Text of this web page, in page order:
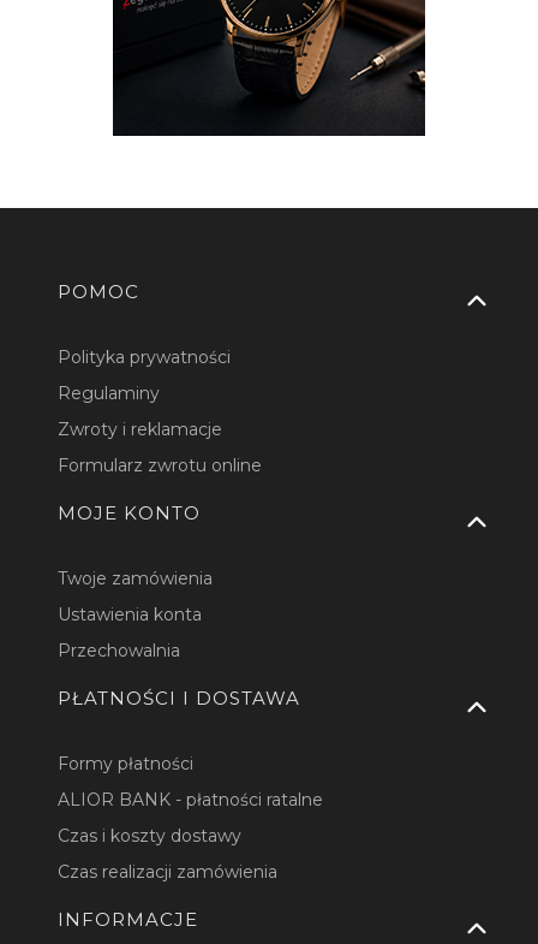
Linki w stopce
POMOC
Polityka prywatności
Regulaminy
Zwroty i reklamacje
Formularz zwrotu online
MOJE KONTO
Twoje zamówienia
Ustawienia konta
Przechowalnia
PŁATNOŚCI I DOSTAWA
Formy płatności
ALIOR BANK - płatności ratalne
Czas i koszty dostawy
Czas realizacji zamówienia
INFORMACJE